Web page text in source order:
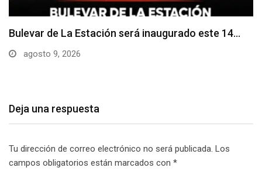
Adoquines levantados generan preocupación en
dos vías de…
Deja una respuesta
Tu dirección de correo electrónico no será publicada. Los
campos obligatorios están marcados con *